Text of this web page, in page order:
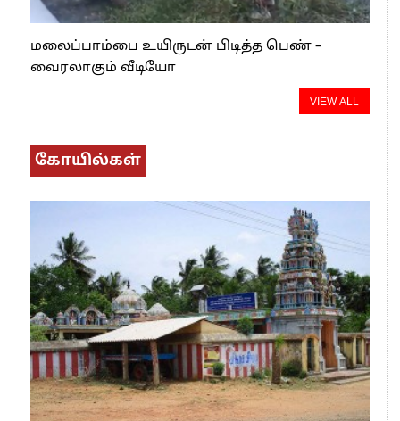
மலைப்பாம்பை உயிருடன் பிடித்த பெண் –
வைரலாகும் வீடியோ
VIEW ALL
கோயில்கள்